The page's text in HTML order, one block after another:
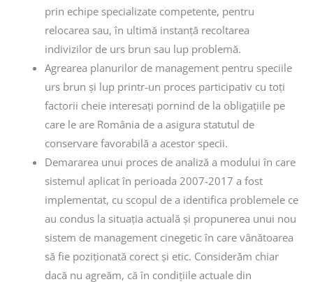
prin echipe specializate competente, pentru
relocarea sau, în ultimă instanță recoltarea
indivizilor de urs brun sau lup problemă.
Agrearea planurilor de management pentru speciile
urs brun și lup printr-un proces participativ cu toți
factorii cheie interesați pornind de la obligațiile pe
care le are România de a asigura statutul de
conservare favorabilă a acestor specii.
Demararea unui proces de analiză a modului în care
sistemul aplicat în perioada 2007-2017 a fost
implementat, cu scopul de a identifica problemele ce
au condus la situația actuală și propunerea unui nou
sistem de management cinegetic în care vânătoarea
să fie poziționată corect și etic. Considerăm chiar
dacă nu agreăm, că în condițiile actuale din